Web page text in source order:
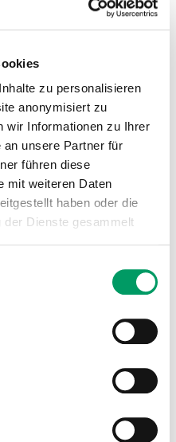
zu personalisieren
anonymisiert zu
wir Informationen zu Ihrer
an unsere Partner für
führen diese
mit weiteren Daten
haben oder die
Dienste gesammelt
Trägertiere
die bei
der Cystinurie verantwortlich
dominant, doch können
sein, so dass Tiere trotz
Artikel-Nr.: GSD508
Vorhandensein der Anlage
reinerbig trägt (Genotyp d/d).
Rassen (z.B.